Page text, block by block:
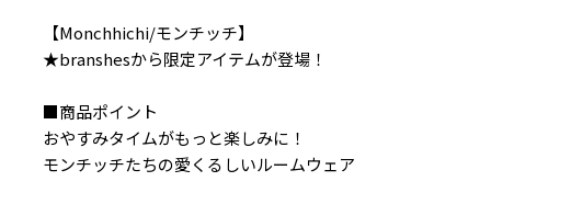
【Monchhichi/モンチッチ】
★branshesから限定アイテムが登場！
■商品ポイント
おやすみタイムがもっと楽しみに！
モンチッチたちの愛くるしいルームウェア